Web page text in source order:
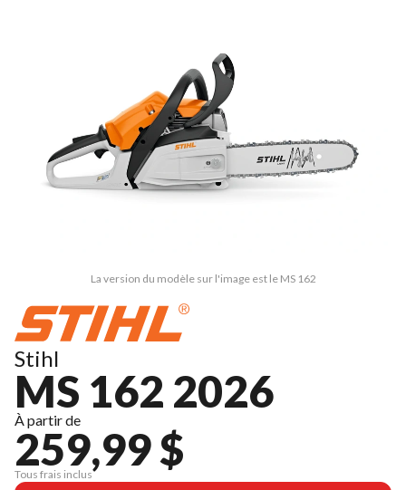
La version du modèle sur l'image est le MS 162
Stihl
MS 162 2026
À partir de
259,99 $
Tous frais inclus